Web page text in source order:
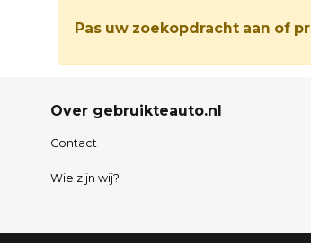
Pas uw zoekopdracht aan of
Over gebruikteauto.nl
Contact
Wie zijn wij?